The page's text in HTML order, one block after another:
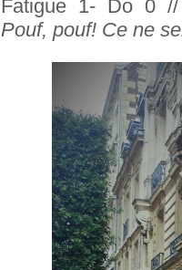
Fatigue 1- Do 0 //
Pouf, pouf! Ce ne